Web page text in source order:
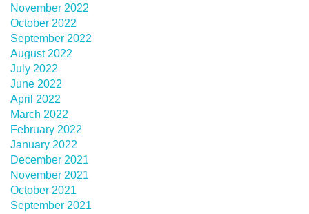
November 2022
October 2022
September 2022
August 2022
July 2022
June 2022
April 2022
March 2022
February 2022
January 2022
December 2021
November 2021
October 2021
September 2021